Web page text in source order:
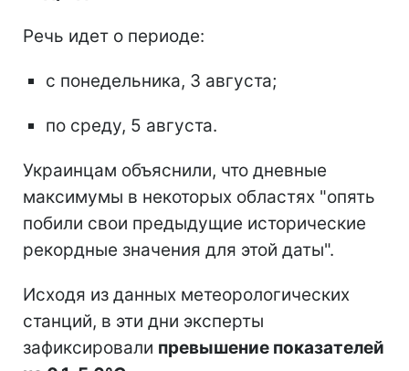
Речь идет о периоде:
с понедельника, 3 августа;
по среду, 5 августа.
Украинцам объяснили, что дневные
максимумы в некоторых областях "опять
побили свои предыдущие исторические
рекордные значения для этой даты".
Исходя из данных метеорологических
станций, в эти дни эксперты
зафиксировали превышение показателей